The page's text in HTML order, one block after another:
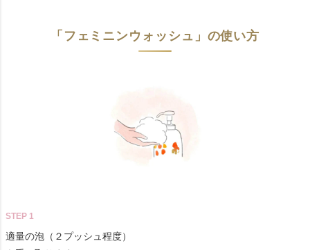
「フェミニンウォッシュ」の使い方
STEP 1
適量の泡（２プッシュ程度）